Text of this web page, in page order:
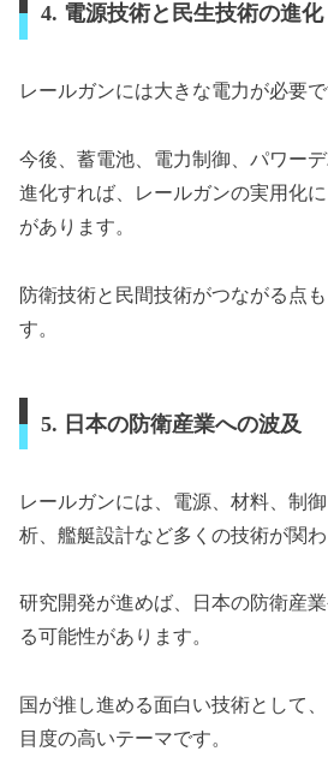
4. 電源技術と民生技術の進化
レールガンには大きな電力が必要で
今後、蓄電池、電力制御、パワー
進化すれば、レールガンの実用化
があります。
防衛技術と民間技術がつながる点
す。
5. 日本の防衛産業への波及
レールガンには、電源、材料、制
析、艦艇設計など多くの技術が関わ
研究開発が進めば、日本の防衛産
る可能性があります。
国が推し進める面白い技術として
目度の高いテーマです。